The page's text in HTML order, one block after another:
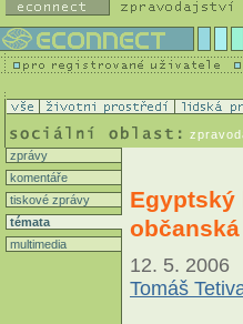
zprávy
komentáře
tiskové zprávy
témata
multimedia
Egyptský
12. 5. 2006
Tomáš